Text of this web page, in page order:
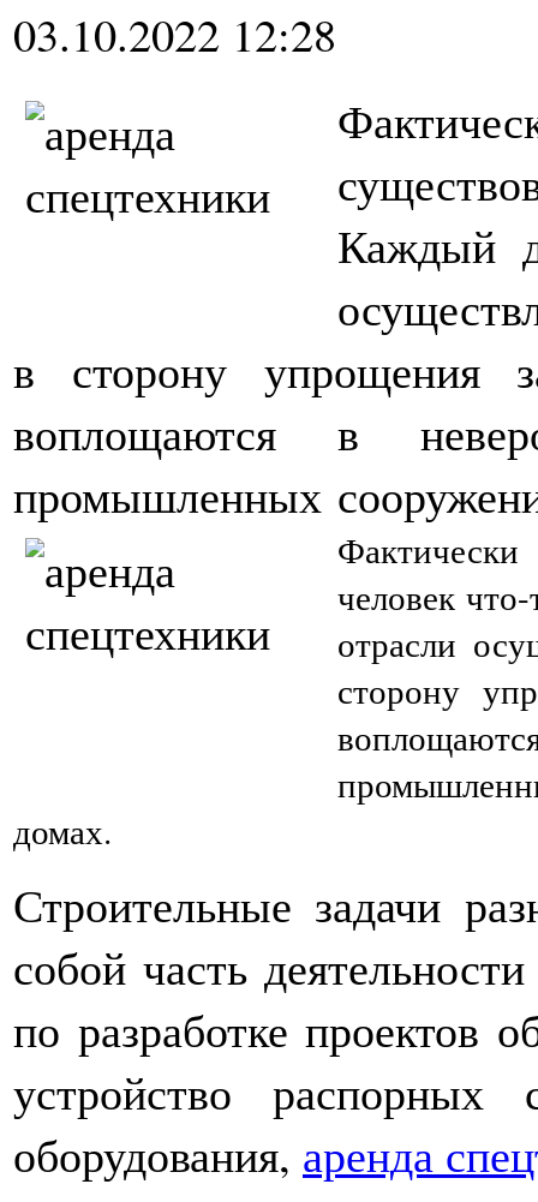
03.10.2022 12:28
Каждый
в сторону упрощения
воплощаются в
промышленных
человек
отрасли
сторону
домах.
Строительные задачи
собой часть
по разработке проектов
устройство распорных
оборудования, аренда